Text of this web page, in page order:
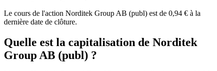
Le cours de l'action Norditek Group AB (publ) est de 0,94 € à la
dernière date de clôture.
Quelle est la capitalisation de Norditek
Group AB (publ) ?